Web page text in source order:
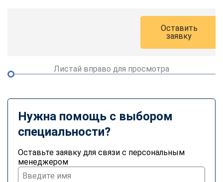
Оставить
заявку
Листай вправо для просмотра
Нужна помощь с выбором
специальности?
Оставьте заявку для связи с персональным
менеджером